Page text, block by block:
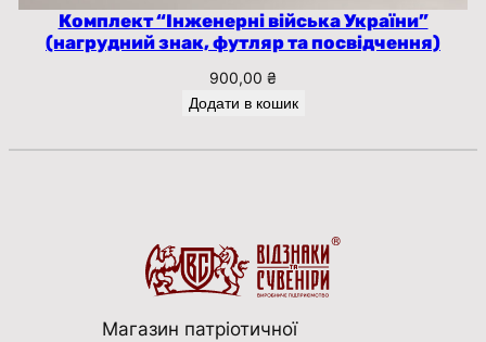
Комплект “Інженерні війська України”
(нагрудний знак, футляр та посвідчення)
900,00 ₴
Додати в кошик
Магазин патріотичної